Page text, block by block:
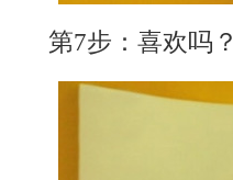
第7步：喜欢吗？